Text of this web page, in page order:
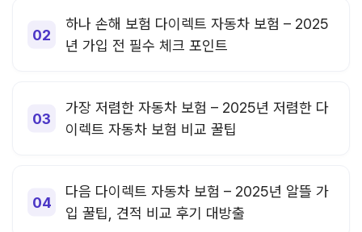
하나 손해 보험 다이렉트 자동차 보험 – 2025
년 가입 전 필수 체크 포인트
가장 저렴한 자동차 보험 – 2025년 저렴한 다
이렉트 자동차 보험 비교 꿀팁
다음 다이렉트 자동차 보험 – 2025년 알뜰 가
입 꿀팁, 견적 비교 후기 대방출